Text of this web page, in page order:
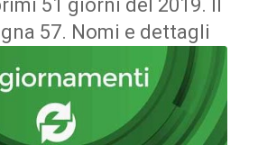
51 giorni del 2019. Il
57. Nomi e dettagli